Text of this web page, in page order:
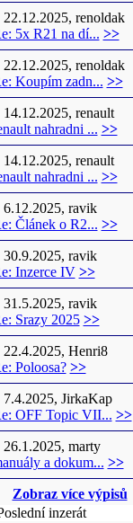
22.12.2025, renoldak
5x R21 na dí... >>
22.12.2025, renoldak
Koupím zadn... >>
14.12.2025, renault
nahradni ... >>
14.12.2025, renault
nahradni ... >>
6.12.2025, ravik
Článek o R2... >>
30.9.2025, ravik
Inzerce IV >>
31.5.2025, ravik
Srazy 2025 >>
22.4.2025, Henri8
Poloosa? >>
7.4.2025, JirkaKap
OFF Topic VII... >>
26.1.2025, marty
a dokum... >>
Zobraz více výpisů
inzerát